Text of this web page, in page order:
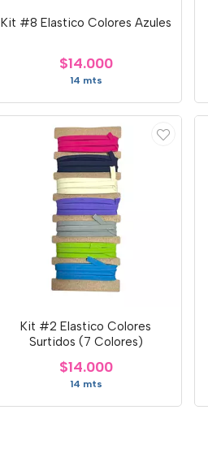
Kit #8 Elastico Colores Azules
$14.000
14 mts
Kit #2 Elastico Colores
Surtidos (7 Colores)
$14.000
14 mts